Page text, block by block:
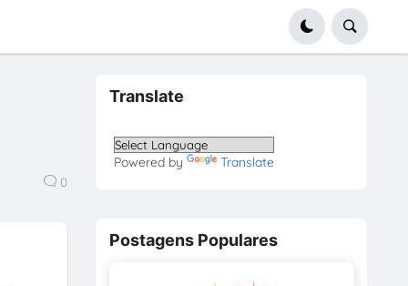
0
Translate
Powered by Translate
Postagens Populares